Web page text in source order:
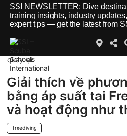
SSI NEWSLETTER: Dive
training insights, industry
expert tips — get the latest from
quay lại
Giải thích về
bằng áp suất tai
và hoạt động như
freediving